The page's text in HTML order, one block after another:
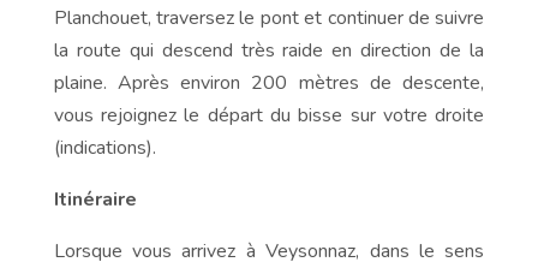
Planchouet, traversez le pont et continuer de suivre
la route qui descend très raide en direction de la
plaine. Après environ 200 mètres de descente,
vous rejoignez le départ du bisse sur votre droite
(indications).
Itinéraire
Lorsque vous arrivez à Veysonnaz, dans le sens